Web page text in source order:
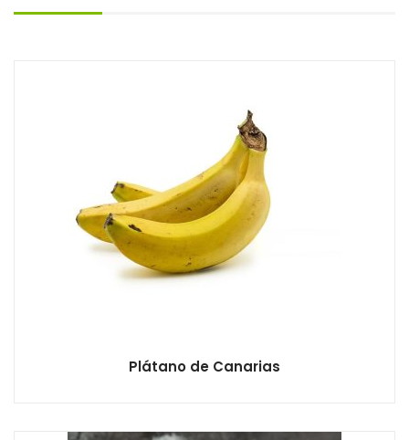
Plátano de Canarias